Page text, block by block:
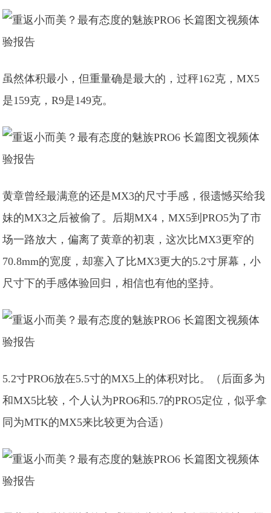
虽然体积最小，但重量确是最大的，过秤162克，MX5
是159克，R9是149克。
黄章曾经最满意的还是MX3的尺寸手感，很遗憾买给我
妹的MX3之后被偷了。后期MX4，MX5到PRO5为了市
场一路放大，偏离了黄章的初衷，这次比MX3更窄的
70.8mm的宽度，却塞入了比MX3更大的5.2寸屏幕，小
尺寸下的手感体验回归，相信也有他的坚持。
5.2寸PRO6放在5.5寸的MX5上的体积对比。（后面多为
和MX5比较，个人认为PRO6和5.7的PRO5定位，似乎拿
同为MTK的MX5来比较更为合适）